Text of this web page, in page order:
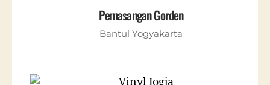
Pemasangan Gorden
Bantul Yogyakarta